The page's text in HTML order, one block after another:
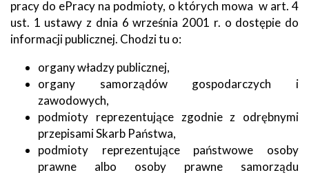
pracy do ePracy na podmioty, o których mowa w art. 4
ust. 1 ustawy z dnia 6 września 2001 r. o dostępie do
informacji publicznej. Chodzi tu o:
organy władzy publicznej,
organy samorządów gospodarczych i
zawodowych,
podmioty reprezentujące zgodnie z odrębnymi
przepisami Skarb Państwa,
podmioty reprezentujące państwowe osoby
prawne albo osoby prawne samorządu